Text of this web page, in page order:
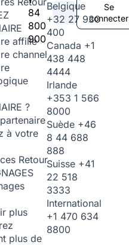
affilié
channel
?
à votre
Retour
plus
plus de
84
800
900
Belgique
+32 27 930
400
Canada +1
438 448
4444
Irlande
+353 1 566
8000
Suède +46
8 44 688
888
Suisse +41
22 518
3333
International
+1 470 634
8800
Se
connecter